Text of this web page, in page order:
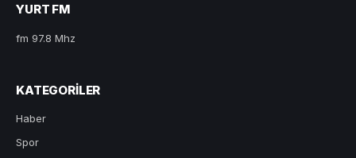
YURT FM
fm 97.8 Mhz
KATEGORILER
Haber
Spor